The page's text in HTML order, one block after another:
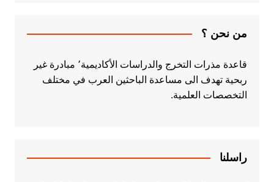
من نحن ؟
قاعدة مذرات التخرج والدراسات الأكاديمية٬ مبادرة غير
ربحية تهدف الى مساعدة الباحثين العرب في مختلف
التخصصات العلمية.
راسلنا